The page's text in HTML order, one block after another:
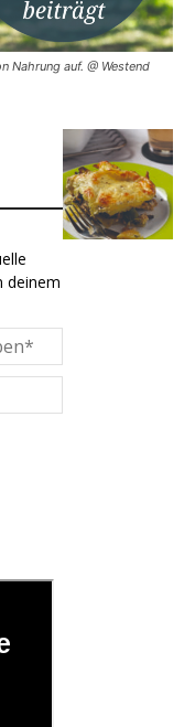
Nahrung auf. @ Westend
deinem